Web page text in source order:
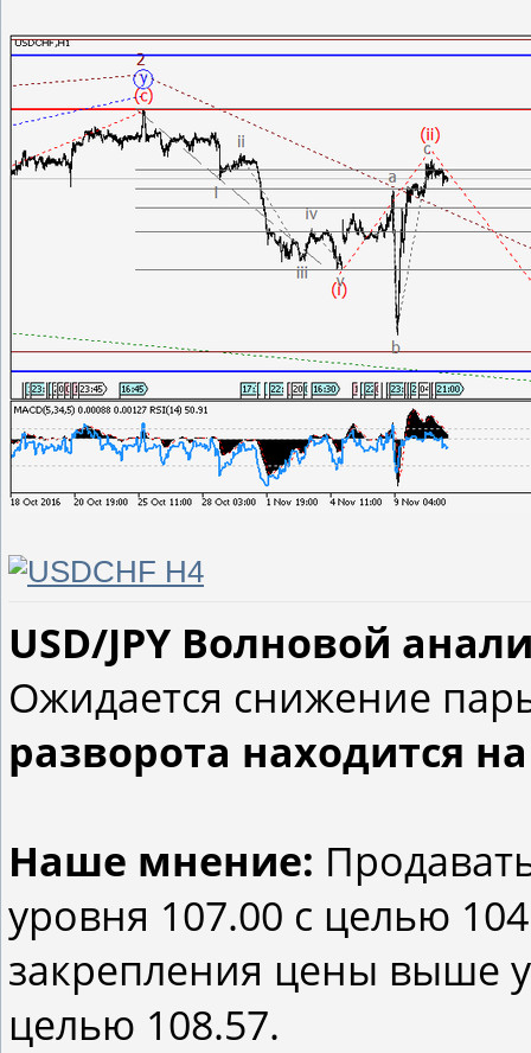
USD/JPY Волновой
Ожидается снижение
разворота находится
Наше мнение:
уровня 107.00 с целью
закрепления цены выше
целью 108.57.